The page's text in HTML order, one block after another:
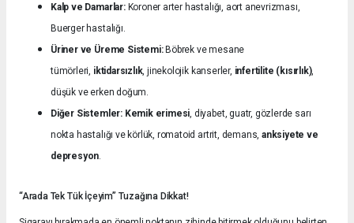
Kalp ve Damarlar:Koroner arter hastalığı, aort anevrizması,
Buerger hastalığı.
Üriner ve Üreme Sistemi:Böbrek ve mesane
tümörleri, iktidarsızlık, jinekolojik kanserler, infertilite (kısırlık),
düşük ve erken doğum.
Diğer Sistemler: Kemik erimesi , diyabet, guatr, gözlerde sarı
nokta hastalığı ve körlük, romatoid artrit, demans,anksiyete ve
depresyon
“Arada Tek Tük İçeyim” Tuzağına Dikkat!